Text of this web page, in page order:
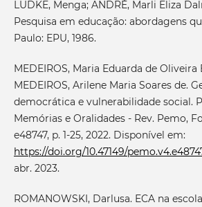
LÜDKE, Menga; ANDRÉ, Marli Eliza
Pesquisa em educação: abordagens
Paulo: EPU, 1986.
MEDEIROS, Maria Eduarda de Oliveira
MEDEIROS, Arilene Maria Soares de.
democrática e vulnerabilidade social.
Memórias e Oralidades - Rev. Pemo,
e48747, p. 1-25, 2022. Disponível em:
https://doi.org/10.47149/
abr. 2023.
ROMANOWSKI, Darlusa. ECA na